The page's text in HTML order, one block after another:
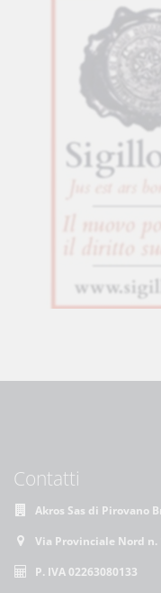
Contatti
Akros Sas di Pirovano
Via Provinciale Nord n.
P. IVA 02263080133